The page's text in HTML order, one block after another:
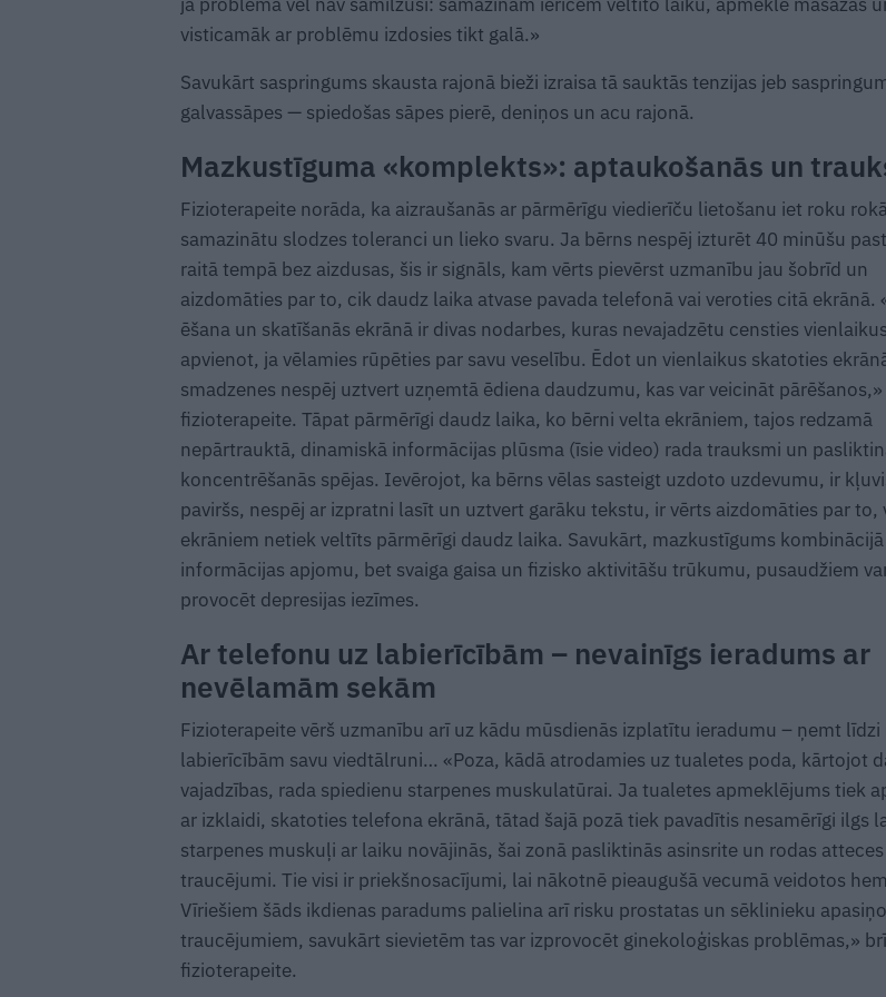
visticamāk ar problēmu izdosies tikt galā.»
Savukārt saspringums skausta rajonā bieži izraisa tā sauktās tenzijas jeb
galvassāpes — spiedošas sāpes pierē, deniņos un acu rajonā.
Mazkustīguma «komplekts»: aptaukošanās un
Fizioterapeite norāda, ka aizraušanās ar pārmērīgu viedierīču lietošanu iet roku
samazinātu slodzes toleranci un lieko svaru. Ja bērns nespēj izturēt 40 minūšu
raitā tempā bez aizdusas, šis ir signāls, kam vērts pievērst uzmanību jau šobrīd un
aizdomāties par to, cik daudz laika atvase pavada telefonā vai veroties citā ekrānā.
ēšana un skatīšanās ekrānā ir divas nodarbes, kuras nevajadzētu censties vienlaikus
apvienot, ja vēlamies rūpēties par savu veselību. Ēdot un vienlaikus skatoties
smadzenes nespēj uztvert uzņemtā ēdiena daudzumu, kas var veicināt
fizioterapeite. Tāpat pārmērīgi daudz laika, ko bērni velta ekrāniem, tajos redzamā
nepārtrauktā, dinamiskā informācijas plūsma (īsie video) rada trauksmi un
koncentrēšanās spējas. Ievērojot, ka bērns vēlas sasteigt uzdoto uzdevumu, ir
paviršs, nespēj ar izpratni lasīt un uztvert garāku tekstu, ir vērts aizdomāties par to,
ekrāniem netiek veltīts pārmērīgi daudz laika. Savukārt, mazkustīgums
informācijas apjomu, bet svaiga gaisa un fizisko aktivitāšu trūkumu, pusaudžiem
provocēt depresijas iezīmes.
Ar telefonu uz labierīcībām – nevainīgs ieradums ar
nevēlamām sekām
Fizioterapeite vērš uzmanību arī uz kādu mūsdienās izplatītu ieradumu – ņemt līdzi
labierīcībām savu viedtālruni… «Poza, kādā atrodamies uz tualetes poda, kārtojot
vajadzības, rada spiedienu starpenes muskulatūrai. Ja tualetes apmeklējums tiek
ar izklaidi, skatoties telefona ekrānā, tātad šajā pozā tiek pavadītis nesamērīgi ilgs
starpenes muskuļi ar laiku novājinās, šai zonā pasliktinās asinsrite un rodas atteces
traucējumi. Tie visi ir priekšnosacījumi, lai nākotnē pieaugušā vecumā veidotos
Vīriešiem šāds ikdienas paradums palielina arī risku prostatas un sēklinieku
traucējumiem, savukārt sievietēm tas var izprovocēt ginekoloģiskas problēmas,»
fizioterapeite.